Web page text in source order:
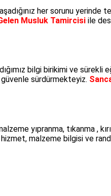
her sorunu yerinde
Musluk Tamircisi ile
bilgi birikimi ve
sürdürmekteyiz.
yıpranma, tıkanma
hizmet, malzeme bilgisi ve